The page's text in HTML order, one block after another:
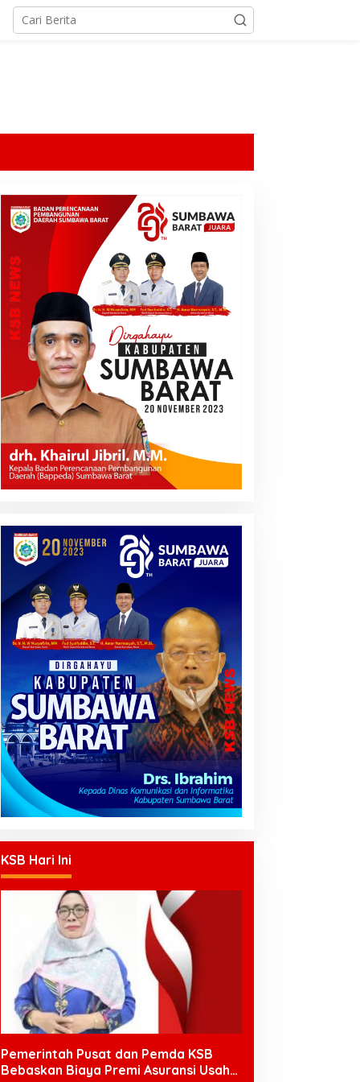
KSB Hari Ini
Pemerintah Pusat dan Pemda KSB
Bebaskan Biaya Premi Asuransi Usaha